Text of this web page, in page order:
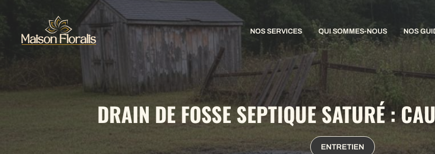
contenu
NOS SERVICES QUI SOMMES-NOUS NOS
DRAIN DE FOSSE SEPTIQUE SATURÉ :
ENTRETIEN